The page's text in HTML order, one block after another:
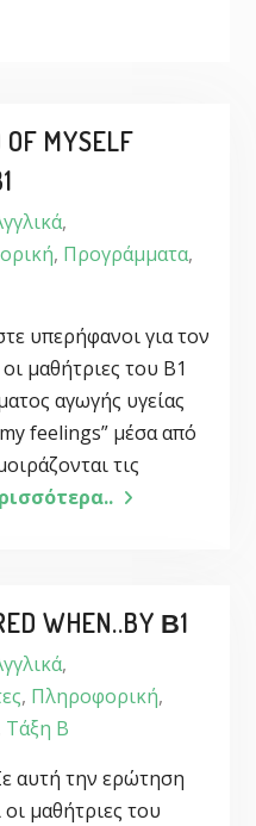
OF MYSELF
,
, Προγράμματα,
υπερήφανοι για τον
μαθήτριες του Β1
αγωγής υγείας
feelings” μέσα από
τις
WHEN..BY Β1
,
, Πληροφορική,
Τάξη Β
αυτή την ερώτηση
μαθήτριες του